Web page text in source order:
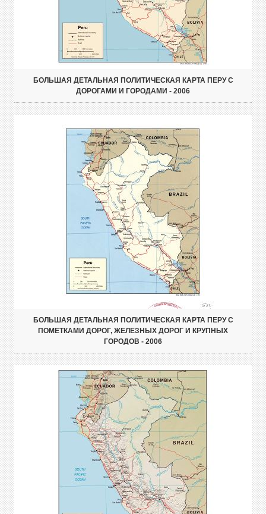
БОЛЬШАЯ ДЕТАЛЬНАЯ ПОЛИТИЧЕСКАЯ КАРТА ПЕРУ С
ДОРОГАМИ И ГОРОДАМИ - 2006
БОЛЬШАЯ ДЕТАЛЬНАЯ ПОЛИТИЧЕСКАЯ КАРТА ПЕРУ С
ПОМЕТКАМИ ДОРОГ, ЖЕЛЕЗНЫХ ДОРОГ И КРУПНЫХ
ГОРОДОВ - 2006